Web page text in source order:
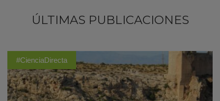
ÚLTIMAS PUBLICACIONES
#CienciaDirecta